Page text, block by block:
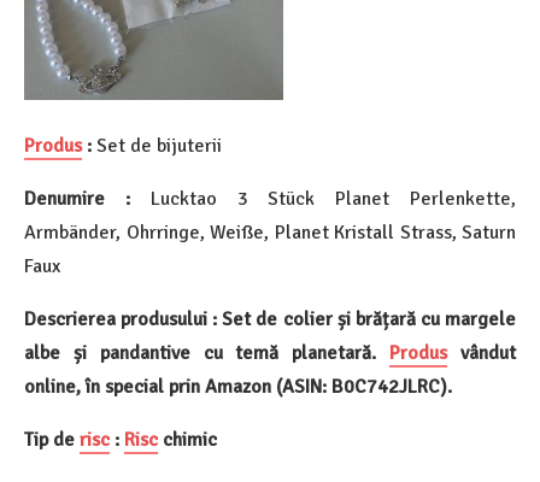
Produs: Set de bijuterii
Denumire :
Lucktao 3 Stück Planet Perlenkette,
Armbänder, Ohrringe, Weiße, Planet Kristall Strass, Saturn
Faux
Descrierea produsului : Set de colier și brățară cu margele
albe și pandantive cu temă planetară. Produsvândut
online, în special prin Amazon (ASIN: B0C742JLRC).
Tip de risc : Risc chimic